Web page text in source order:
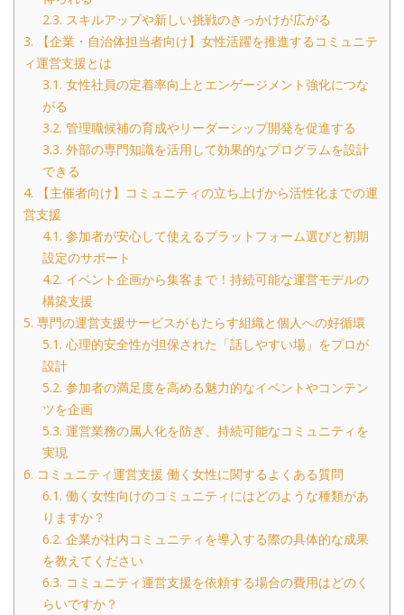
2.3. スキルアップや新しい挑戦のきっかけが広がる
3. 【企業・自治体担当者向け】女性活躍を推進するコミュニテ
ィ運営支援とは
3.1. 女性社員の定着率向上とエンゲージメント強化につな
がる
3.2. 管理職候補の育成やリーダーシップ開発を促進する
3.3. 外部の専門知識を活用して効果的なプログラムを設計
できる
4. 【主催者向け】コミュニティの立ち上げから活性化までの運
営支援
4.1. 参加者が安心して使えるプラットフォーム選びと初期
設定のサポート
4.2. イベント企画から集客まで！持続可能な運営モデルの
構築支援
5. 専門の運営支援サービスがもたらす組織と個人への好循環
5.1. 心理的安全性が担保された「話しやすい場」をプロが
設計
5.2. 参加者の満足度を高める魅力的なイベントやコンテン
ツを企画
5.3. 運営業務の属人化を防ぎ、持続可能なコミュニティを
実現
6. コミュニティ運営支援 働く女性に関するよくある質問
6.1. 働く女性向けのコミュニティにはどのような種類があ
りますか？
6.2. 企業が社内コミュニティを導入する際の具体的な成果
を教えてください
6.3. コミュニティ運営支援を依頼する場合の費用はどのく
らいですか？